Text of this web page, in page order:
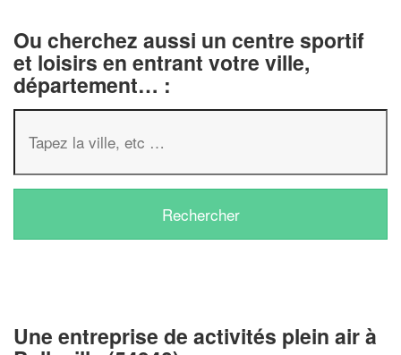
Ou cherchez aussi un centre sportif
et loisirs en entrant votre ville,
département… :
Une entreprise de activités plein air à
Vous êtes un
professionnel ?
nouveaux clients !